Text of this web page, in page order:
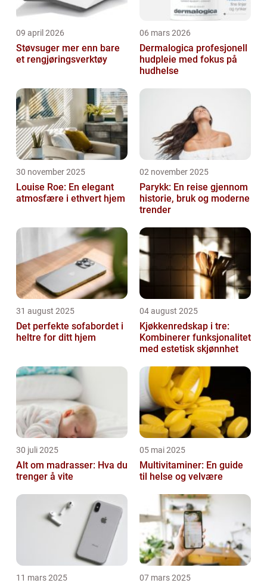
09 april 2026
Støvsuger mer enn bare
et rengjøringsverktøy
06 mars 2026
Dermalogica profesjonell
hudpleie med fokus på
hudhelse
30 november 2025
Louise Roe: En elegant
atmosfære i ethvert hjem
02 november 2025
Parykk: En reise gjennom
historie, bruk og moderne
trender
31 august 2025
Det perfekte sofabordet i
heltre for ditt hjem
04 august 2025
Kjøkkenredskap i tre:
Kombinerer funksjonalitet
med estetisk skjønnhet
30 juli 2025
Alt om madrasser: Hva du
trenger å vite
05 mai 2025
Multivitaminer: En guide
til helse og velvære
11 mars 2025 07 mars 2025